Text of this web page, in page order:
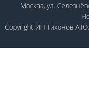
Москва, ул.
Copyright ИП Тихонов